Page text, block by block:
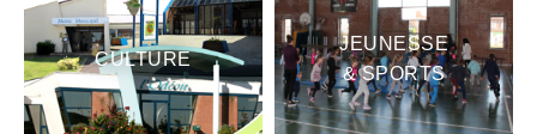
CULTURE
JEUNESSE
& SPORTS